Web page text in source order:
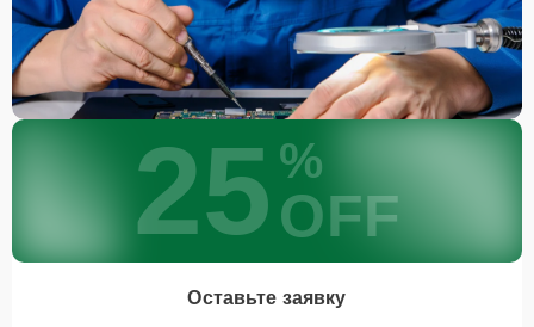
При необходимости клиент может воспользоваться услугой
вызова мастера для проведения диагностики и ремонта в
желаемом месте и удобное время.
Какие предоставляются
гарантии
Каждому клиенту предоставляется гарантия сервиса, которая
распространяется на все виды ремонта, а также на все
используемые запчасти. Гарантия включает в себя срочную
обработку гарантийных случаев и постгарантийное обслуживание.
обновит программное обеспечение совершенно бесплатно. Более
25 %
OFF
Оставьте заявку